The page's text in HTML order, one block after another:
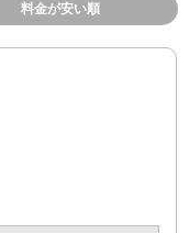
料金が安い順